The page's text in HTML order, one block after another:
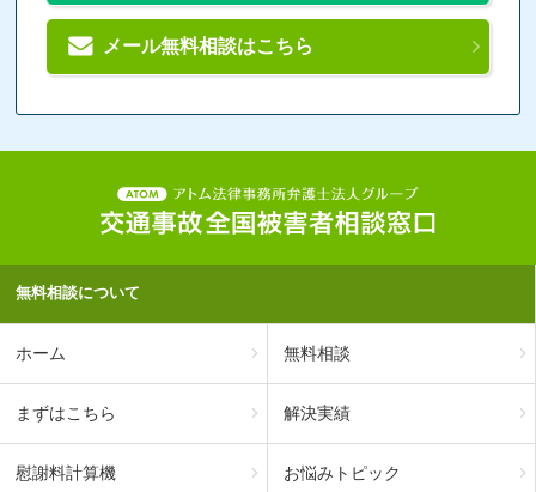
メール無料相談はこちら
無料相談について
ホーム 無料相談
まずはこちら 解決実績
慰謝料計算機 お悩みトピック